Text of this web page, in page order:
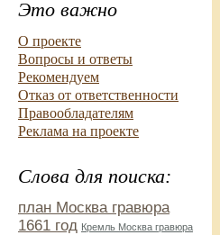
Это важно
О проекте
Вопросы и ответы
Рекомендуем
Отказ от ответственности
Правообладателям
Реклама на проекте
Слова для поиска:
план Москва гравюра
1661 год Кремль Москва гравюра